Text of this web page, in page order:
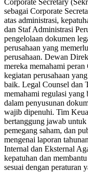
Corporate Secretary
sebagai Corporate
atas administrasi,
dan Staf Administrasi
pengelolaan dokumen
perusahaan yang
perusahaan. Dewan
mereka memahami
kegiatan perusahaan
baik. Legal Counsel dan
memahami regulasi
dalam penyusunan
wajib dipenuhi. Tim
bertanggung jawab
pemegang saham, dan
mengenai laporan
Internal dan Eksternal
kepatuhan dan
sesuai dengan peraturan